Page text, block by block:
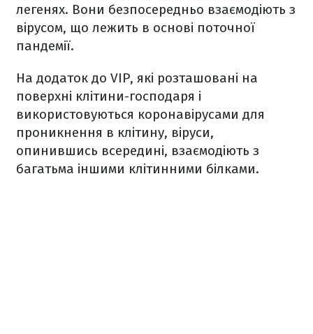
легенях. Вони безпосередньо взаємодіють з
вірусом, що лежить в основі поточної
пандемії.
На додаток до VIP, які розташовані на
поверхні клітини-господаря і
використовуються коронавірусами для
проникнення в клітину, віруси,
опинившись всередині, взаємодіють з
багатьма іншими клітинними білками.